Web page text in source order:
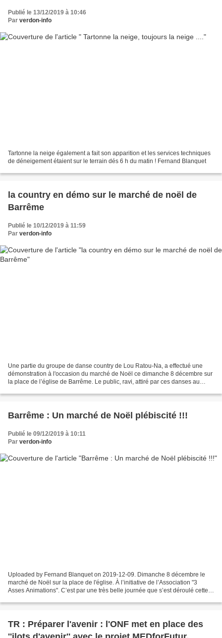
Publié le 13/12/2019 à 10:46
Par verdon-info
Tartonne la neige également a fait son apparition et les services techniques
de déneigement étaient sur le terrain dés 6 h du matin ! Fernand Blanquet
la country en démo sur le marché de noël de
Barrême
Publié le 10/12/2019 à 11:59
Par verdon-info
Une partie du groupe de danse country de Lou Ratou-Na, a effectué une
démonstration à l'occasion du marché de Noël ce dimanche 8 décembre sur
la place de l’église de Barrême. Le public, ravi, attiré par ces danses au
Barrême : Un marché de Noël plébiscité !!!
Publié le 09/12/2019 à 10:11
Par verdon-info
Uploaded by Fernand Blanquet on 2019-12-09. Dimanche 8 décembre le
marché de Noël sur la place de l'église. À l’initiative de l’Association "3
Asses Animations". C’est par une très belle journée que s’est déroulé cette
TR : Préparer l'avenir : l'ONF met en place des